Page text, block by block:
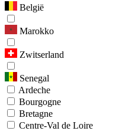
België
Marokko
Zwitserland
Senegal
Ardeche
Bourgogne
Bretagne
Centre-Val de Loire